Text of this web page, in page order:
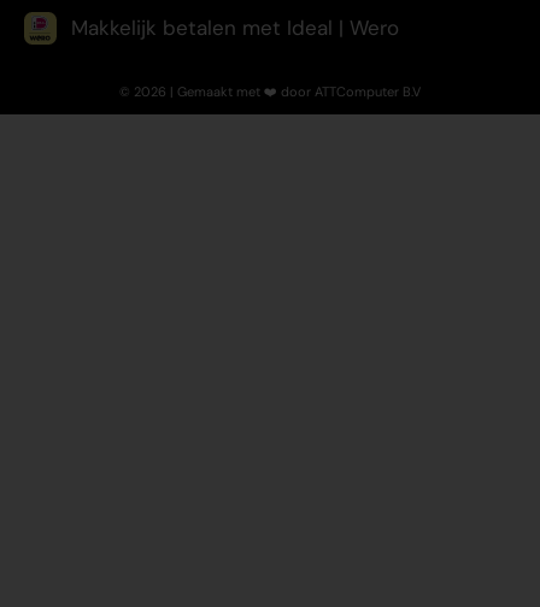
Makkelijk betalen met Ideal | Wero
© 2026 | Gemaakt met ❤️ door ATTComputer B.V